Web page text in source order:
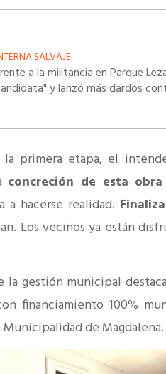
SALVAJE
a la militancia en Parque
y lanzó más dardos
la primera etapa, el
concreción de esta obra
hacerse realidad.
Los vecinos ya están
la gestión municipal
financiamiento 100%
de Magdalena.